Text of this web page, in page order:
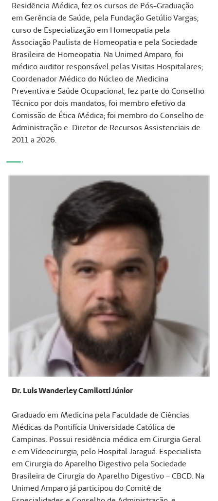
Residência Médica, fez os cursos de Pós-Graduação
em Gerência de Saúde, pela Fundação Getúlio Vargas;
curso de Especialização em Homeopatia pela
Associação Paulista de Homeopatia e pela Sociedade
Brasileira de Homeopatia. Na Unimed Amparo, foi
médico auditor responsável pelas Visitas Hospitalares;
Coordenador Médico do Núcleo de Medicina
Preventiva e Saúde Ocupacional; fez parte do Conselho
Técnico por dois mandatos; foi membro efetivo da
Comissão de Ética Médica; foi membro do Conselho de
Administração e Diretor de Recursos Assistenciais de
2011 a 2026.
Dr. Luis Wanderley Camilotti Júnior
Graduado em Medicina pela Faculdade de Ciências
Médicas da Pontifícia Universidade Católica de
Campinas. Possui residência médica em Cirurgia Geral
e em Vídeocirurgia, pelo Hospital Jaraguá. Especialista
em Cirurgia do Aparelho Digestivo pela Sociedade
Brasileira de Cirurgia do Aparelho Digestivo – CBCD. Na
Unimed Amparo já participou do Comitê de